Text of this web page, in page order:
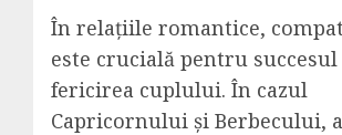
În relațiile romantice,
este crucială pentru succesul
fericirea cuplului. În cazul
Capricornului și Berbecului,